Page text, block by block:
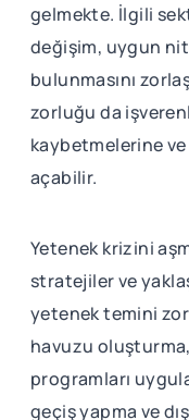
gelmekte. İlgili
değişim, uygun
bulunmasını
zorluğu da
kaybetmelerine
açabilir.
Yetenek krizini
stratejiler ve
yetenek temini
havuzu
programları
geçiş yapma ve